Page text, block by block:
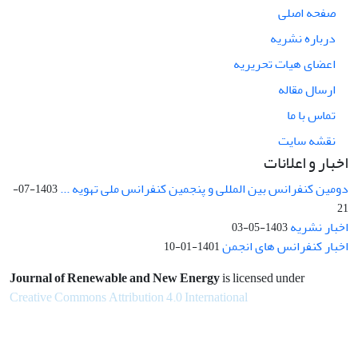
صفحه اصلی
درباره نشریه
اعضای هیات تحریریه
ارسال مقاله
تماس با ما
نقشه سایت
اخبار و اعلانات
دومین کنفرانس بین المللی و پنجمین کنفرانس ملی تهویه ...
1403-07-
21
اخبار نشریه1403-05-03
اخبار کنفرانس های انجمن1401-01-10
Journal of Renewable and New Energyis licensed under
Creative Commons Attribution 4.0 International